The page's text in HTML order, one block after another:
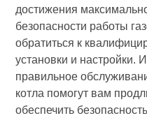
достижения
безопасности работы
обратиться к
установки и настройки.
правильное
котла помогут вам
обеспечить